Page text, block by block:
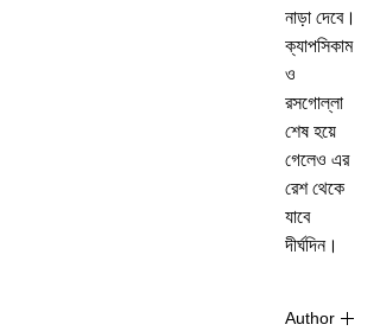
নাড়া দেবে।
ক্যাপসিকাম
ও
রসগোল্লা
শেষ হয়ে
গেলেও এর
রেশ থেকে
যাবে
দীর্ঘদিন।
Author